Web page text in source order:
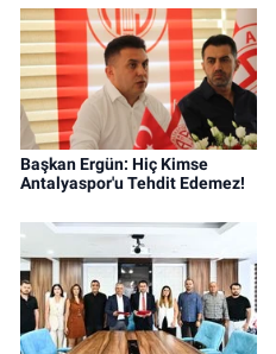
Başkan Ergün: Hiç Kimse
Antalyaspor'u Tehdit Edemez!